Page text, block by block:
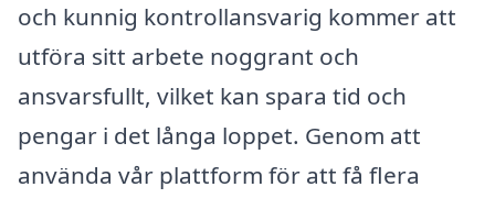
och kunnig kontrollansvarig kommer att
utföra sitt arbete noggrant och
ansvarsfullt, vilket kan spara tid och
pengar i det långa loppet. Genom att
använda vår plattform för att få flera